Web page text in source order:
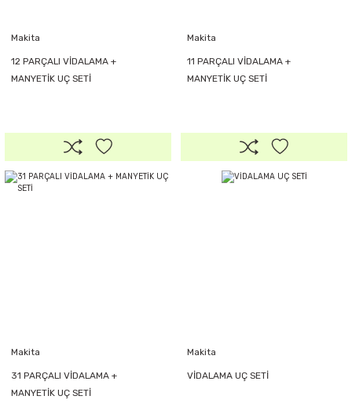
Makita
12 PARÇALI VİDALAMA +
MANYETİK UÇ SETİ
Makita
11 PARÇALI VİDALAMA +
MANYETİK UÇ SETİ
Makita
31 PARÇALI VİDALAMA +
MANYETİK UÇ SETİ
Makita
VİDALAMA UÇ SETİ